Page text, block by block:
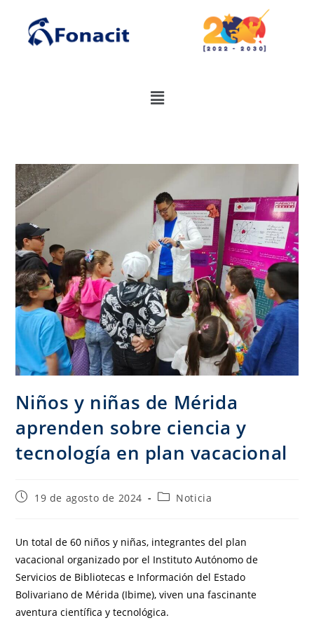
Niños y niñas de Mérida
aprenden sobre ciencia y
tecnología en plan vacacional
19 de agosto de 2024 Noticia
Un total de 60 niños y niñas, integrantes del plan
vacacional organizado por el Instituto Autónomo de
Servicios de Bibliotecas e Información del Estado
Bolivariano de Mérida (Ibime), viven una fascinante
aventura científica y tecnológica.